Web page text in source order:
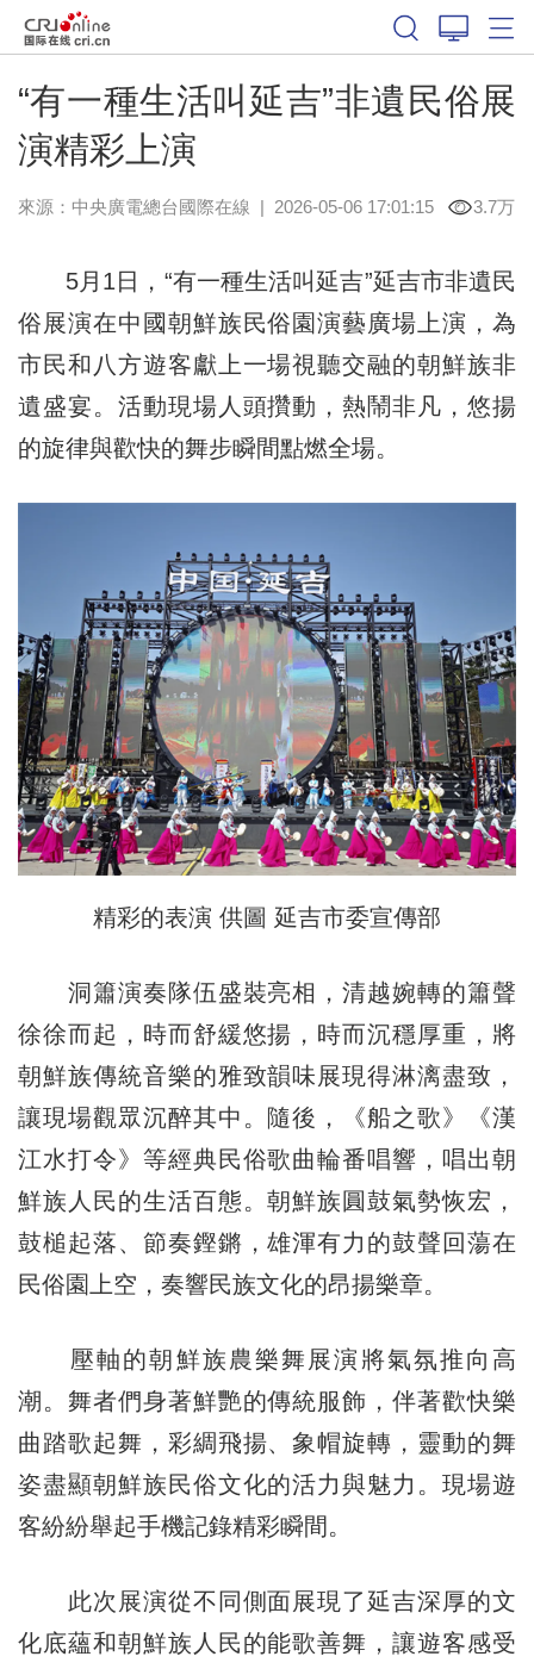
“有一種生活叫延吉”非遺民俗展
演精彩上演
來源：中央廣電總台國際在線 | 2026-05-06 17:01:15 3.7万
5月1日，“有一種生活叫延吉”延吉市非遺民
俗展演在中國朝鮮族民俗園演藝廣場上演，為
市民和八方遊客獻上一場視聽交融的朝鮮族非
遺盛宴。活動現場人頭攢動，熱鬧非凡，悠揚
的旋律與歡快的舞步瞬間點燃全場。
精彩的表演 供圖 延吉市委宣傳部
洞簫演奏隊伍盛裝亮相，清越婉轉的簫聲
徐徐而起，時而舒緩悠揚，時而沉穩厚重，將
朝鮮族傳統音樂的雅致韻味展現得淋漓盡致，
讓現場觀眾沉醉其中。隨後，《船之歌》《漢
江水打令》等經典民俗歌曲輪番唱響，唱出朝
鮮族人民的生活百態。朝鮮族圓鼓氣勢恢宏，
鼓槌起落、節奏鏗鏘，雄渾有力的鼓聲回蕩在
民俗園上空，奏響民族文化的昂揚樂章。
壓軸的朝鮮族農樂舞展演將氣氛推向高
潮。舞者們身著鮮艷的傳統服飾，伴著歡快樂
曲踏歌起舞，彩綢飛揚、象帽旋轉，靈動的舞
姿盡顯朝鮮族民俗文化的活力與魅力。現場遊
客紛紛舉起手機記錄精彩瞬間。
此次展演從不同側面展現了延吉深厚的文
化底蘊和朝鮮族人民的能歌善舞，讓遊客感受